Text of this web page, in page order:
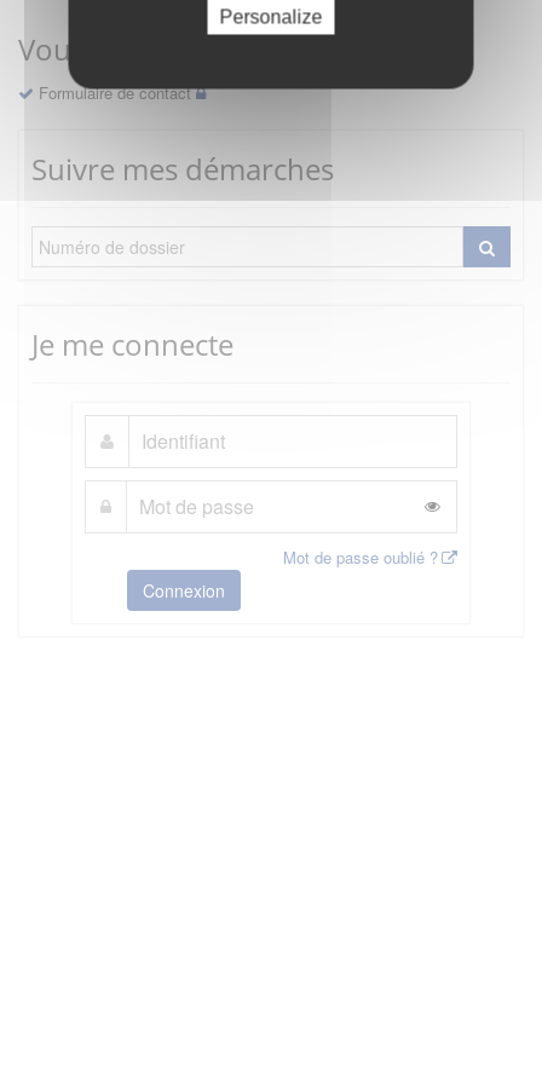
Personalize
Vous avez une question ?
Formulaire de contact
Suivre mes démarches
Je me connecte
Mot de passe oublié ?
Connexion